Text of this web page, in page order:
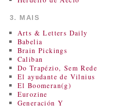
3. MAIS
Arts & Letters Daily
Babelia
Brain Pickings
Caliban
Do Trapézio, Sem Rede
El ayudante de Vilnius
El Boomeran(g)
Eurozine
Generación Y